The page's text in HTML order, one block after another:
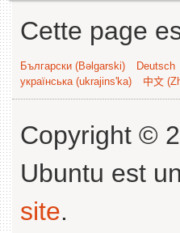
Cette page
Български (Bəlgarski) Deutsch
українська (ukrajins'ka)
中文
Copyright ©
Ubuntu est
site.